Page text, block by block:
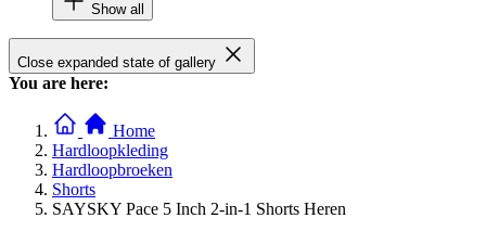
Show all
Close expanded state of gallery
You are here:
Home
Hardloopkleding
Hardloopbroeken
Shorts
SAYSKY Pace 5 Inch 2-in-1 Shorts Heren